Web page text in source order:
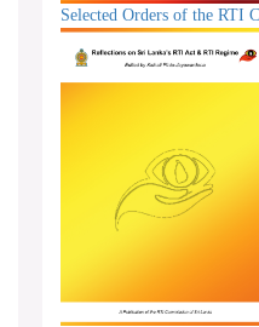
Selected Orders of the RTI